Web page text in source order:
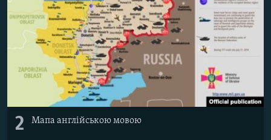
2 Мапа англійською мовою